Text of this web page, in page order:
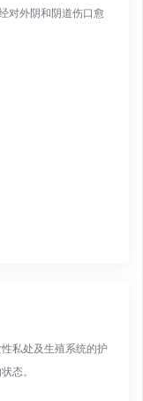
对外阴和阴道伤口愈
私处及生殖系统的护
态。